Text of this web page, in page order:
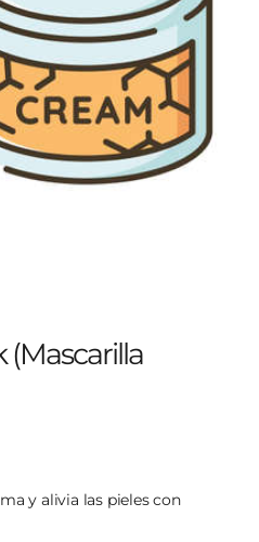
(Mascarilla
y alivia las pieles con